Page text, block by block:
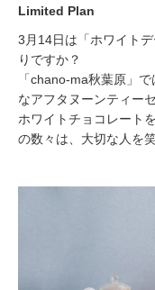
Limited Plan
3月14日は「ホワイト
りですか？
「chano-ma秋葉原」
なアフタヌーンティー
ホワイトチョコレート
の数々は、大切な人を